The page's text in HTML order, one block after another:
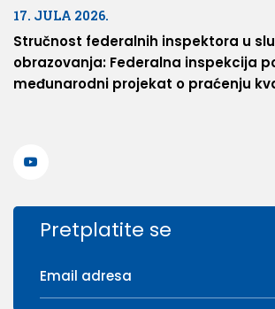
17. JULA 2026.
Stručnost federalnih inspektora u
obrazovanja: Federalna inspekcija
međunarodni projekat o praćenju
Pretplatite se